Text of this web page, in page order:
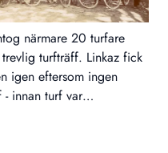
närmare 20 turfare
turfträff. Linkaz fick
igen eftersom ingen
innan turf var